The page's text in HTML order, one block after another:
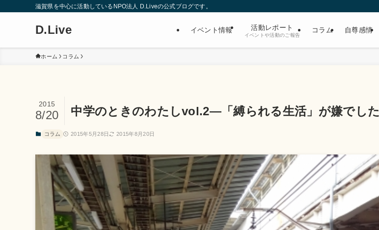
滋賀県を中心に活動しているNPO法人 D.Liveの公式ブログです。
D.Live イベント情報 活動レポート
イベントや活動のご報告
コラム 自尊感情
ホーム コラム
中学のときのわたしvol.2―「縛られる生活」が嫌でした
2015
8/20
コラム 2015年5月28日 2015年8月20日